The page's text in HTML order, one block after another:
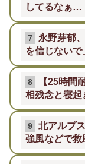
してるなぁ…
7
永野芽郁
を信じないで
8
【25時間
相残念と寝起
9
北アルプ
強風などで救